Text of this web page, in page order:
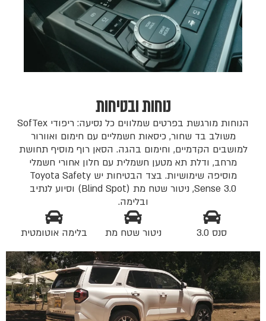
נוחות ובטיחות
הנוחות מורגשת בפרטים שמלווים כל נסיעה: ריפודי SofTex
משולב בד שחור, כיסאות חשמליים עם חימום ואוורור
למושבים הקדמיים, וחימום בהגה. הסאן רוף מוסיף תחושת
מרחב, ודלת תא מטען חשמלית עם חלון אחורי חשמלי
מוסיפה שימושיות. בצד הבטיחות יש Toyota Safety
Sense 3.0, ניטור שטח מת (Blind Spot) וסיוע לנתיב
ובלימה.
סנס 3.0 ניטור שטח מת בלימה אוטומטית